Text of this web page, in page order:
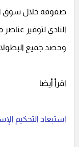
صفوفه خلال سوق
النادي لتوفير
وحصد جميع
اقرأ أيضا
استبعاد التحكيم